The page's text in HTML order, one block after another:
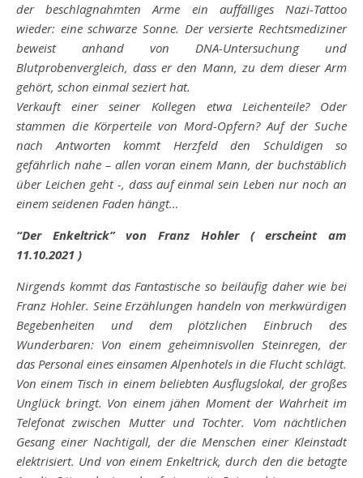
der beschlagnahmten Arme ein auffälliges Nazi-Tattoo
wieder: eine schwarze Sonne. Der versierte Rechtsmediziner
beweist anhand von DNA-Untersuchung und
Blutprobenvergleich, dass er den Mann, zu dem dieser Arm
gehört, schon einmal seziert hat.
Verkauft einer seiner Kollegen etwa Leichenteile? Oder
stammen die Körperteile von Mord-Opfern? Auf der Suche
nach Antworten kommt Herzfeld den Schuldigen so
gefährlich nahe – allen voran einem Mann, der buchstäblich
über Leichen geht -, dass auf einmal sein Leben nur noch an
einem seidenen Faden hängt…
“Der Enkeltrick” von Franz Hohler ( erscheint am
11.10.2021 )
Nirgends kommt das Fantastische so beiläufig daher wie bei
Franz Hohler. Seine Erzählungen handeln von merkwürdigen
Begebenheiten und dem plötzlichen Einbruch des
Wunderbaren: Von einem geheimnisvollen Steinregen, der
das Personal eines einsamen Alpenhotels in die Flucht schlägt.
Von einem Tisch in einem beliebten Ausflugslokal, der großes
Unglück bringt. Von einem jähen Moment der Wahrheit im
Telefonat zwischen Mutter und Tochter. Vom nächtlichen
Gesang einer Nachtigall, der die Menschen einer Kleinstadt
elektrisiert. Und von einem Enkeltrick, durch den die betagte